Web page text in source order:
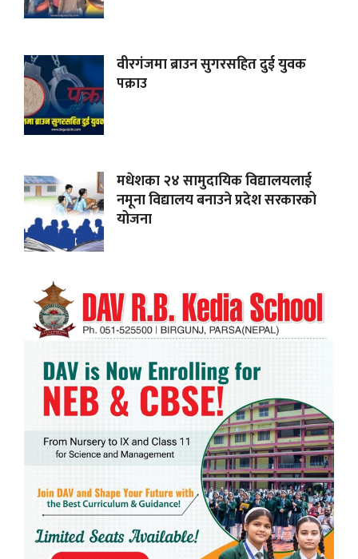
वीरगंजमा ब्राउन सुगरसहित दुई युवक
पक्राउ
मधेशका २४ सामुदायिक विद्यालयलाई
नमूना विद्यालय बनाउने प्रदेश सरकारको
योजना